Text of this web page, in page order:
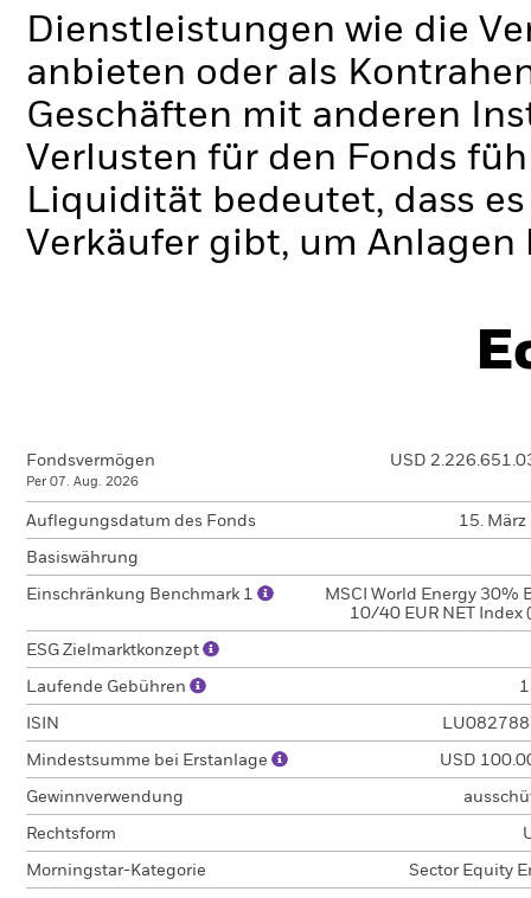
Dienstleistungen wie die
anbieten oder als
Geschäften mit anderen
Verlusten für den Fonds
Liquidität bedeutet, dass
Verkäufer gibt, um
Fondsvermögen
Per 07. Aug. 2026
USD
Auflegungsdatum des Fonds 15.
Basiswährung
Einschränkung Benchmark 1
MSCI World Energy 30%
10/40 EUR NET Index
ESG Zielmarktkonzept
Laufende Gebühren
ISIN
Mindestsumme bei Erstanlage USD
Gewinnverwendung
Rechtsform
Morningstar-Kategorie Sector Equity